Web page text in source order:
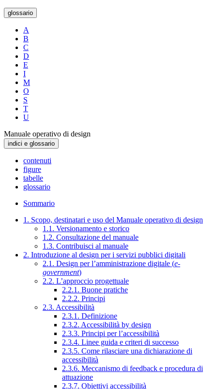
glossario
A
B
C
D
E
I
M
O
S
T
U
Manuale operativo di design
indici e glossario
contenuti
figure
tabelle
glossario
Sommario
1. Scopo, destinatari e uso del Manuale operativo di design
1.1. Versionamento e storico
1.2. Consultazione del manuale
1.3. Contribuisci al manuale
2. Introduzione al design per i servizi pubblici digitali
2.1. Design per l’amministrazione digitale (e-
government)
2.2. L’approccio progettuale
2.2.1. Buone pratiche
2.2.2. Principi
2.3. Accessibilità
2.3.1. Definizione
2.3.2. Accessibilità by design
2.3.3. Principi per l’accessibilità
2.3.4. Linee guida e criteri di successo
2.3.5. Come rilasciare una dichiarazione di
accessibilità
2.3.6. Meccanismo di feedback e procedura di
attuazione
2.3.7. Obiettivi accessibilità